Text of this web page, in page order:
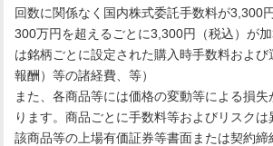
回数に関係なく国内株式委託手数料が3,300
300万円を超えるごとに3,300円（税込）が
は銘柄ごとに設定された購入時手数料および
報酬）等の諸経費、等）
また、各商品等には価格の変動等による損
ります。商品ごとに手数料等およびリスクは
該商品等の上場有価証券等書面または契約